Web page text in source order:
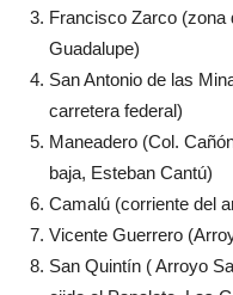
Francisco Zarco (zona
Guadalupe)
San Antonio de las
carretera federal)
Maneadero (Col.
baja, Esteban Cantú)
Camalú (corriente del
Vicente Guerrero
San Quintín ( Arroyo